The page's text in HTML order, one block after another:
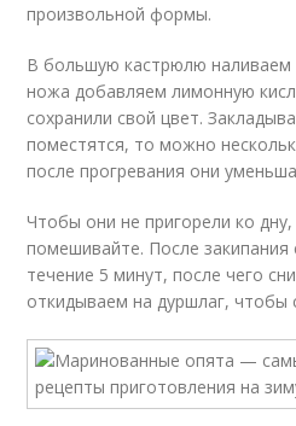
произвольной формы.
В большую кастрюлю наливаем
ножа добавляем лимонную
сохранили свой цвет.
поместятся, то можно
после прогревания они
Чтобы они не пригорели ко дну,
помешивайте. После
течение 5 минут, после чего
откидываем на дуршлаг, чтобы